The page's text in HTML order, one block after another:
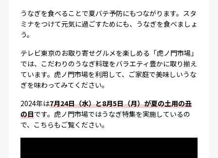
うなぎを食べることで夏バテ予防にもつながります。スタ
ミナをつけて元気に過ごすためにも、うなぎを食べましょ
う。
テレビ東京のお取り寄せグルメを楽しめる「虎ノ門市場」
では、こだわりのうなぎ料理をバラエティ豊かに取り揃え
ています。虎ノ門市場を利用して、ご家庭で美味しいうな
ぎを味わってみてください。
2024年は7月24日（水）と8月5日（月）が夏の土用の丑
の日です。虎ノ門市場ではうなぎ特集を実施しているの
で、こちらもご覧ください。